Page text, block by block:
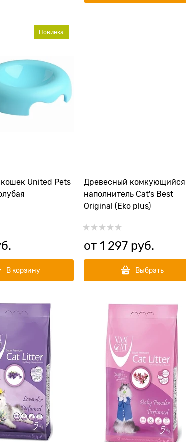
United Pets
Новинка
В корзину
Древесный комкующийся
наполнитель Cat's Best
Original (Eko plus)
от 1 297 руб.
Выбрать